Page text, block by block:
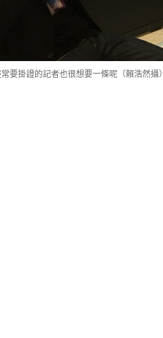
要掛證的記者也很想要一條呢（賴浩然攝）